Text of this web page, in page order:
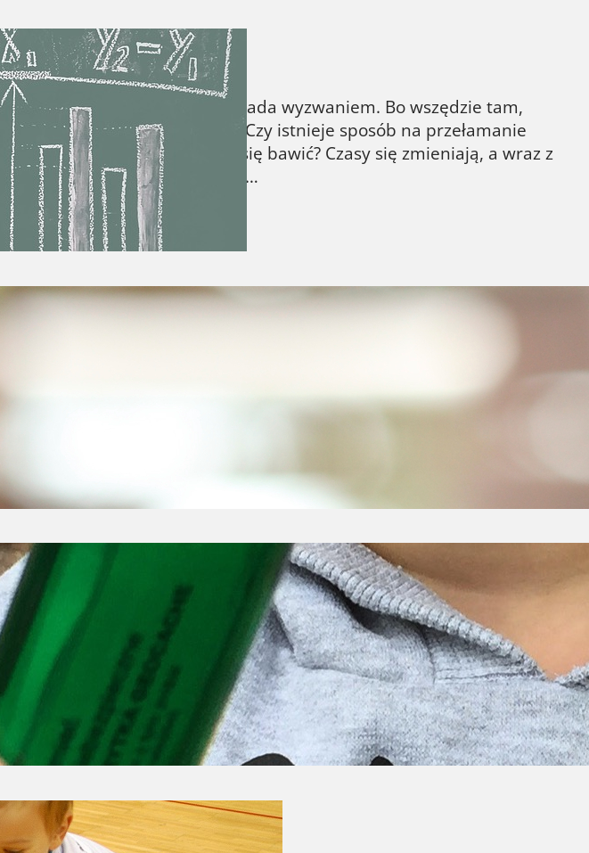
dziecka do nauki bywa nie lada wyzwaniem. Bo wszędzie tam,
również i wewnętrzny opór. Czy istnieje sposób na przełamanie
nauki z zabawą. Czym się bawić? Czasy się zmieniają, a wraz z
ewoluują preferencje dzieci w…
robić to lepiej!
trikami, które pozwolą Ci uczyć się znacznie lepiej, szybciej i
się, że odpowiednie nastawienie plus parę prostych sztuczek
Go skradła serca i umysły milionów ludzi na świecie,
wirtualnych stworków. Jednak już znacznie wcześniej
nieistniejących stworzeń, była pogoń za prawdziwymi skarbami. Ich
sprytu, wysiłku i inwencji. Być może mijacie ich na ulicy lub…